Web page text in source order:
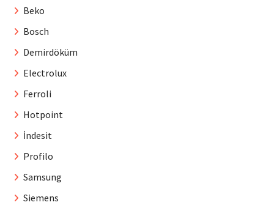
Beko
Bosch
Demirdöküm
Electrolux
Ferroli
Hotpoint
İndesit
Profilo
Samsung
Siemens